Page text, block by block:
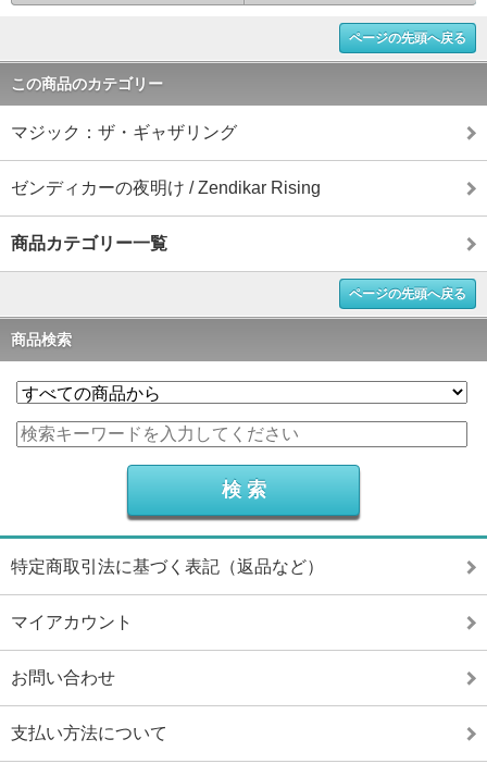
ページの先頭へ戻る
この商品のカテゴリー
マジック：ザ・ギャザリング
ゼンディカーの夜明け / Zendikar Rising
商品カテゴリー一覧
ページの先頭へ戻る
商品検索
特定商取引法に基づく表記（返品など）
マイアカウント
お問い合わせ
支払い方法について